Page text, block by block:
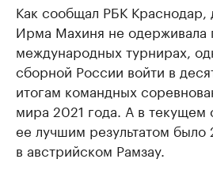
Как сообщал РБК
Ирма Махиня не одерживала
международных турнирах,
сборной России войти в
итогам командных
мира 2021 года. А в текущем
ее лучшим результатом было
в австрийском Рамзау.